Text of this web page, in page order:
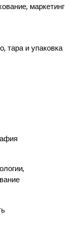
маркетинг
тара и упаковка